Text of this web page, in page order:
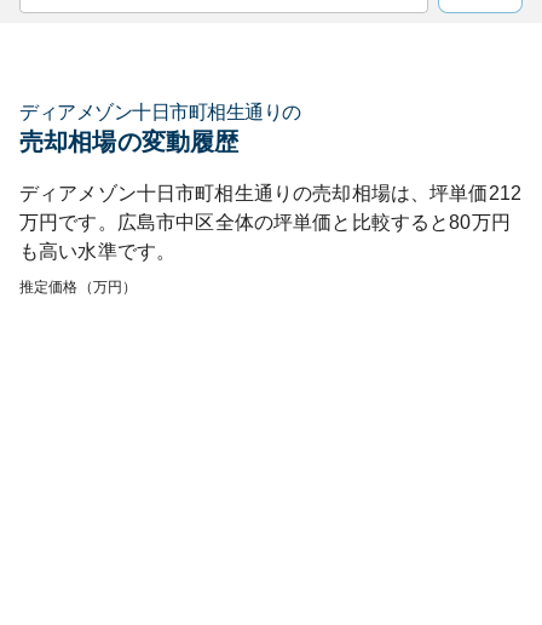
ディアメゾン十日市町相生通りの
売却相場の変動履歴
ディアメゾン十日市町相生通りの売却相場は、坪単価212
万円です。
広島市中区全体の坪単価と比較すると80万円
も高い水準です。
推定価格（万円）